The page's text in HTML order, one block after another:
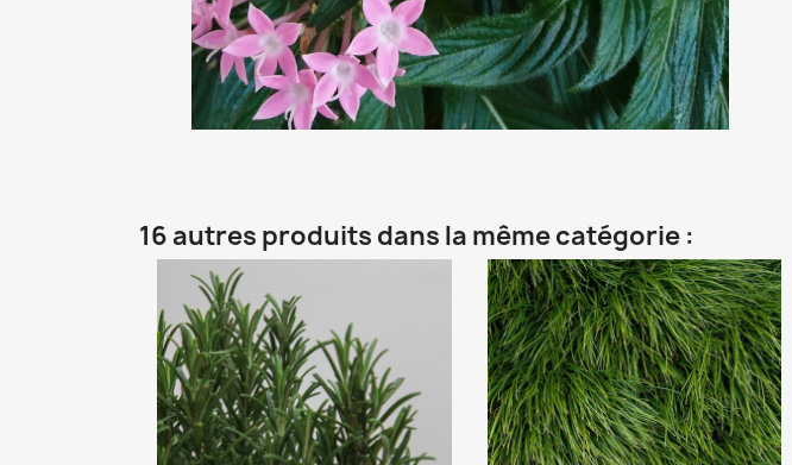
16 autres produits dans la même catégorie :